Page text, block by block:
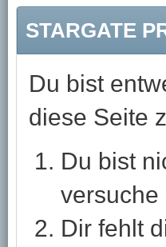
STARGATE
Du bist
diese Seite
Du bist
Dir fehlt